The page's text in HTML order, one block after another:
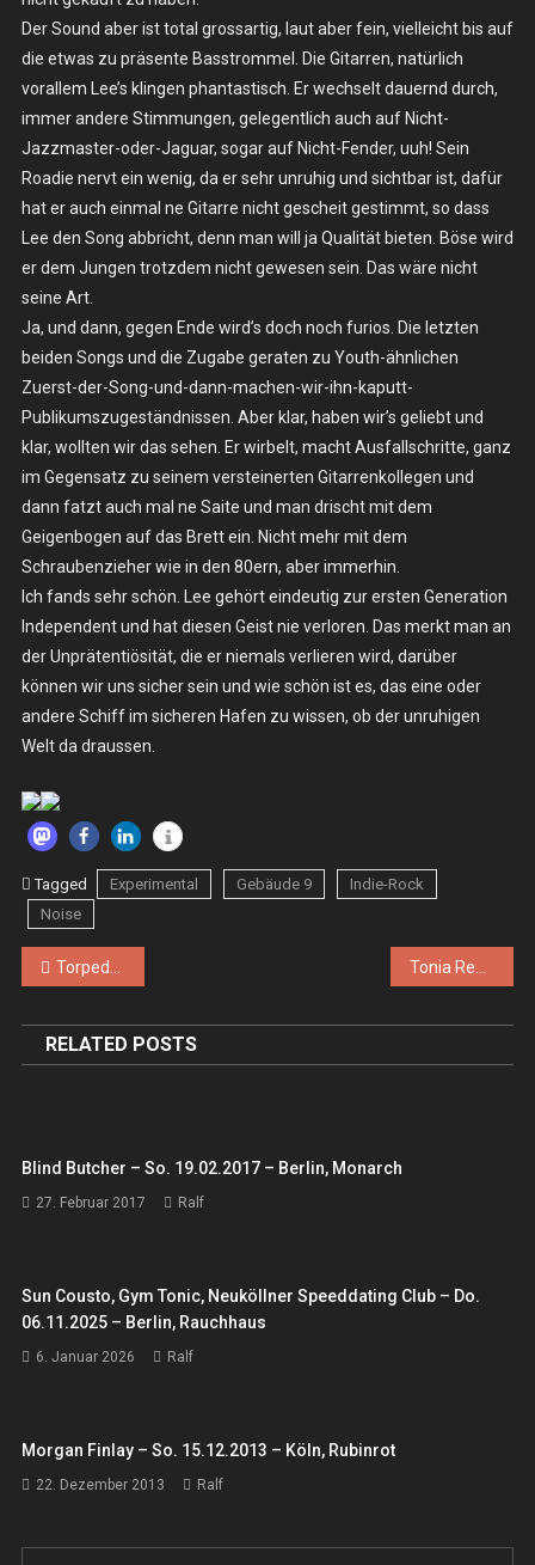
Der Sound aber ist total grossartig, laut aber fein, vielleicht bis auf
die etwas zu präsente Basstrommel. Die Gitarren, natürlich
vorallem Lee’s klingen phantastisch. Er wechselt dauernd durch,
immer andere Stimmungen, gelegentlich auch auf Nicht-
Jazzmaster-oder-Jaguar, sogar auf Nicht-Fender, uuh! Sein
Roadie nervt ein wenig, da er sehr unruhig und sichtbar ist, dafür
hat er auch einmal ne Gitarre nicht gescheit gestimmt, so dass
Lee den Song abbricht, denn man will ja Qualität bieten. Böse wird
er dem Jungen trotzdem nicht gewesen sein. Das wäre nicht
seine Art.
Ja, und dann, gegen Ende wird’s doch noch furios. Die letzten
beiden Songs und die Zugabe geraten zu Youth-ähnlichen
Zuerst-der-Song-und-dann-machen-wir-ihn-kaputt-
Publikumszugeständnissen. Aber klar, haben wir’s geliebt und
klar, wollten wir das sehen. Er wirbelt, macht Ausfallschritte, ganz
im Gegensatz zu seinem versteinerten Gitarrenkollegen und
dann fatzt auch mal ne Saite und man drischt mit dem
Geigenbogen auf das Brett ein. Nicht mehr mit dem
Schraubenzieher wie in den 80ern, aber immerhin.
Ich fands sehr schön. Lee gehört eindeutig zur ersten Generation
Independent und hat diesen Geist nie verloren. Das merkt man an
der Unprätentiösität, die er niemals verlieren wird, darüber
können wir uns sicher sein und wie schön ist es, das eine oder
andere Schiff im sicheren Hafen zu wissen, ob der unruhigen
Welt da draussen.
Tagged Experimental Gebäude 9
Indie-Rock
Noise
Beitragsnavigation
Torpedo Holiday, Rollergirls (Foto), Lambs – Sa. 23.11.2013 – Köln, privat
RELATED POSTS
Blind Butcher – So. 19.02.2017 – Berlin, Monarch
27. Februar 2017 Ralf
Sun Cousto, Gym Tonic, Neuköllner Speeddating Club – Do.
06.11.2025 – Berlin, Rauchhaus
6. Januar 2026 Ralf
Morgan Finlay – So. 15.12.2013 – Köln, Rubinrot
22. Dezember 2013 Ralf